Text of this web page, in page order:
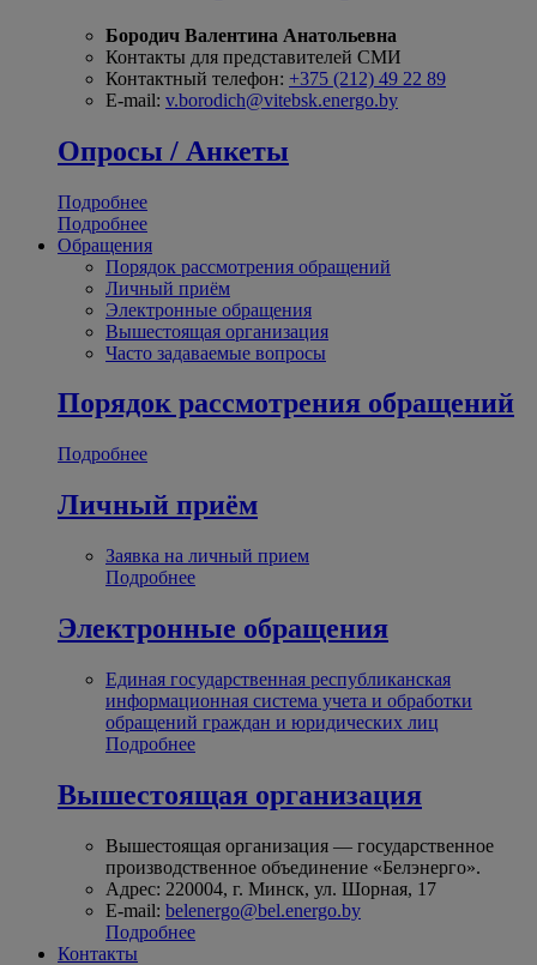
Бородич Валентина Анатольевна
Контакты для представителей СМИ
Контактный телефон: +375 (212) 49 22 89
E-mail: v.borodich@vitebsk.energo.by
Опросы / Анкеты
Подробнее
Подробнее
Обращения
Порядок рассмотрения обращений
Личный приём
Электронные обращения
Вышестоящая организация
Часто задаваемые вопросы
Порядок рассмотрения обращений
Подробнее
Личный приём
Заявка на личный прием
Подробнее
Электронные обращения
Единая государственная республиканская
информационная система учета и обработки
обращений граждан и юридических лиц
Подробнее
Вышестоящая организация
Вышестоящая организация — государственное
производственное объединение «Белэнерго».
Адрес: 220004, г. Минск, ул. Шорная, 17
E-mail: belenergo@bel.energo.by
Подробнее
Контакты